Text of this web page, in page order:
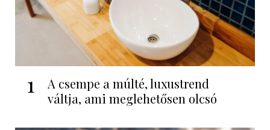
1
A csempe a múlté, luxustrend
váltja, ami meglehetősen olcsó